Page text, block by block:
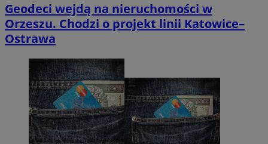
Geodeci wejdą na nieruchomości w
Orzeszu. Chodzi o projekt linii Katowice–
Ostrawa